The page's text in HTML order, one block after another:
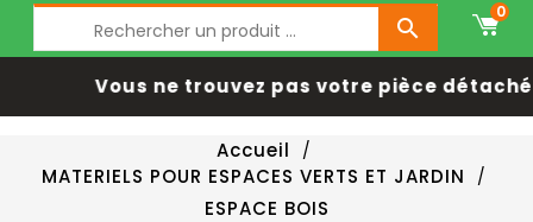

0
Vous ne trouvez pas votre pièce détachée
Accueil
MATERIELS POUR ESPACES VERTS ET JARDIN
ESPACE BOIS